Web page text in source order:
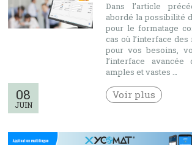
08
JUIN
Dans l’article
abordé la possibilité
pour le formatage
cas où l’interface
pour vos besoins,
l’interface
amples et vastes …
Voir plus